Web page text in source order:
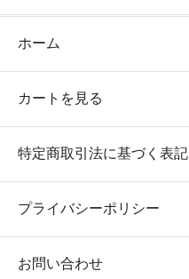
ホーム
カートを見る
特定商取引法に基づく表記
プライバシーポリシー
お問い合わせ